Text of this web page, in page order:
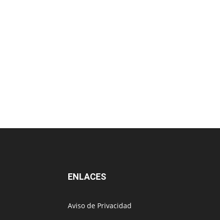
ENLACES
Aviso de Privacidad